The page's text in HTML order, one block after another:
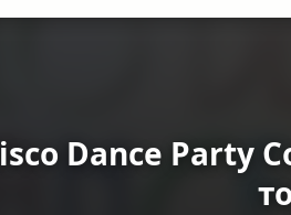
Dance Party